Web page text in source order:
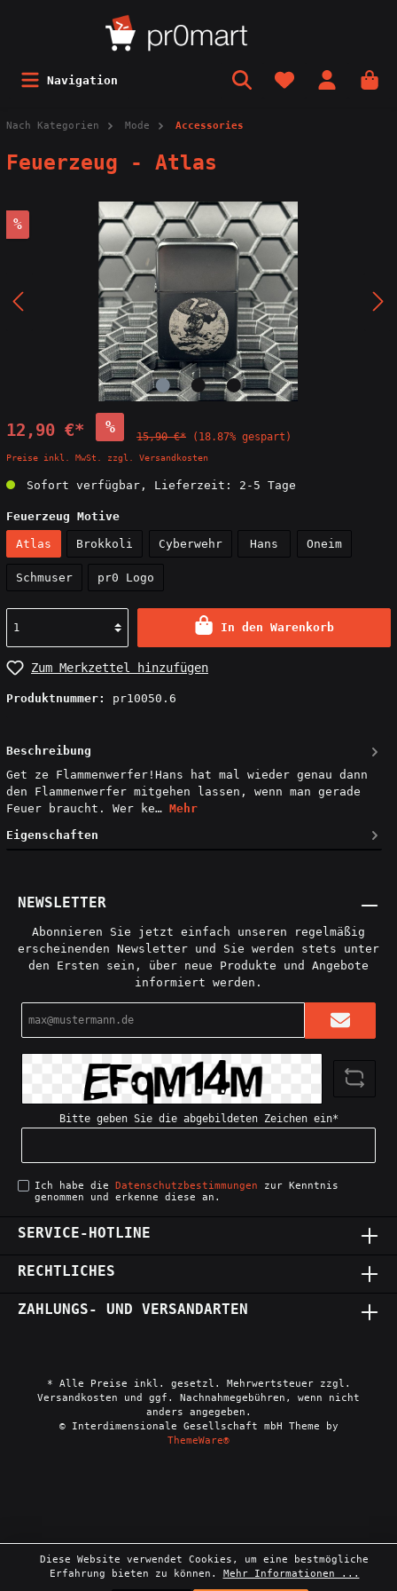
Navigation
Nach Kategorien Mode Accessories
Feuerzeug - Atlas
%
12,90 €* %
15,90 €* (18.87% gespart)
Preise inkl. MwSt. zzgl. Versandkosten
Sofort verfügbar, Lieferzeit: 2-5 Tage
Feuerzeug Motive
Atlas Brokkoli Cyberwehr Hans Oneim
Schmuser pr0 Logo
In den Warenkorb
Zum Merkzettel hinzufügen
Produktnummer: pr10050.6
Beschreibung
Get ze Flammenwerfer!Hans hat mal wieder genau dann
den Flammenwerfer mitgehen lassen, wenn man gerade
Feuer braucht. Wer ke… Mehr
Eigenschaften
NEWSLETTER
Abonnieren Sie jetzt einfach unseren regelmäßig
erscheinenden Newsletter und Sie werden stets unter
den Ersten sein, über neue Produkte und Angebote
informiert werden.
Adresse*
Bitte geben Sie die abgebildeten Zeichen ein*
Ich habe die Datenschutzbestimmungen zur Kenntnis
genommen und erkenne diese an.
SERVICE-HOTLINE
RECHTLICHES
ZAHLUNGS- UND VERSANDARTEN
* Alle Preise inkl. gesetzl. Mehrwertsteuer zzgl.
Versandkosten und ggf. Nachnahmegebühren, wenn nicht
anders angegeben.
© Interdimensionale Gesellschaft mbH Theme by
ThemeWare®
Diese Website verwendet Cookies, um eine bestmögliche
Erfahrung bieten zu können. Mehr Informationen ...